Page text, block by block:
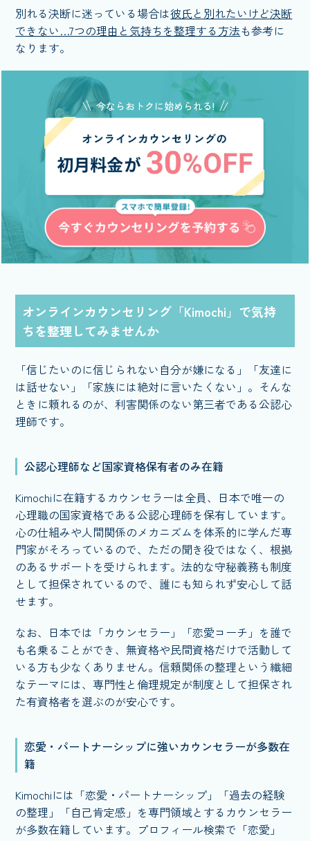
別れる決断に迷っている場合は彼氏と別れたいけど決断
できない…7つの理由と気持ちを整理する方法も参考に
なります。
今ならおトクに始められる!
オンラインカウンセリング「Kimochi」で気持
ちを整理してみませんか
「信じたいのに信じられない自分が嫌になる」「友達に
は話せない」「家族には絶対に言いたくない」。そんな
ときに頼れるのが、利害関係のない第三者である公認心
理師です。
公認心理師など国家資格保有者のみ在籍
Kimochiに在籍するカウンセラーは全員、日本で唯一の
心理職の国家資格である公認心理師を保有しています。
心の仕組みや人間関係のメカニズムを体系的に学んだ専
門家がそろっているので、ただの聞き役ではなく、根拠
のあるサポートを受けられます。法的な守秘義務も制度
として担保されているので、誰にも知られず安心して話
せます。
なお、日本では「カウンセラー」「恋愛コーチ」を誰で
も名乗ることができ、無資格や民間資格だけで活動して
いる方も少なくありません。信頼関係の整理という繊細
なテーマには、専門性と倫理規定が制度として担保され
た有資格者を選ぶのが安心です。
恋愛・パートナーシップに強いカウンセラーが多数在
籍
Kimochiには「恋愛・パートナーシップ」「過去の経験
の整理」「自己肯定感」を専門領域とするカウンセラー
が多数在籍しています。プロフィール検索で「恋愛」